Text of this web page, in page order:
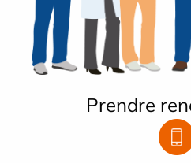
Prendre